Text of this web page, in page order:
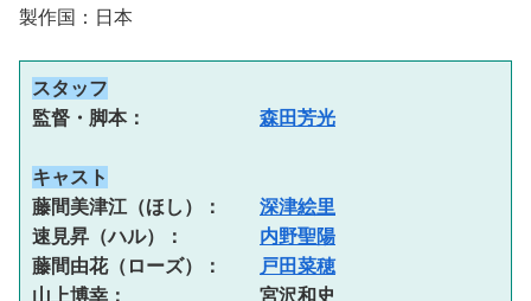
製作国：日本
スタッフ
監督・脚本： 森田芳光
キャスト
藤間美津江（ほし）： 深津絵里
速見昇（ハル）： 内野聖陽
藤間由花（ローズ）：
戸田菜穂
山上博幸：　　　　　　　宮沢和史